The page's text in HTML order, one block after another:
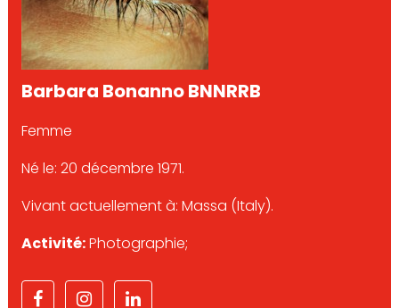
Barbara Bonanno BNNRRB
Femme
Né le: 20 décembre 1971.
Vivant actuellement à: Massa (Italy).
Activité:Photographie;